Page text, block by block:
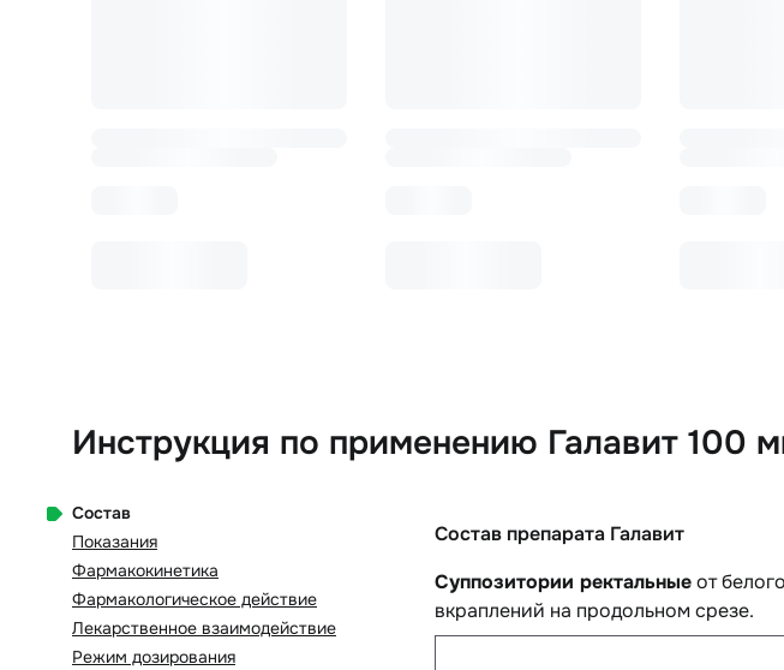
Инструкция по применению Галавит 100
Состав
Показания
Фармакокинетика
Фармакологическое действие
Лекарственное взаимодействие
Режим дозирования
Состав препарата Галавит
Суппозитории ректальныеот
вкраплений на продольном срезе.